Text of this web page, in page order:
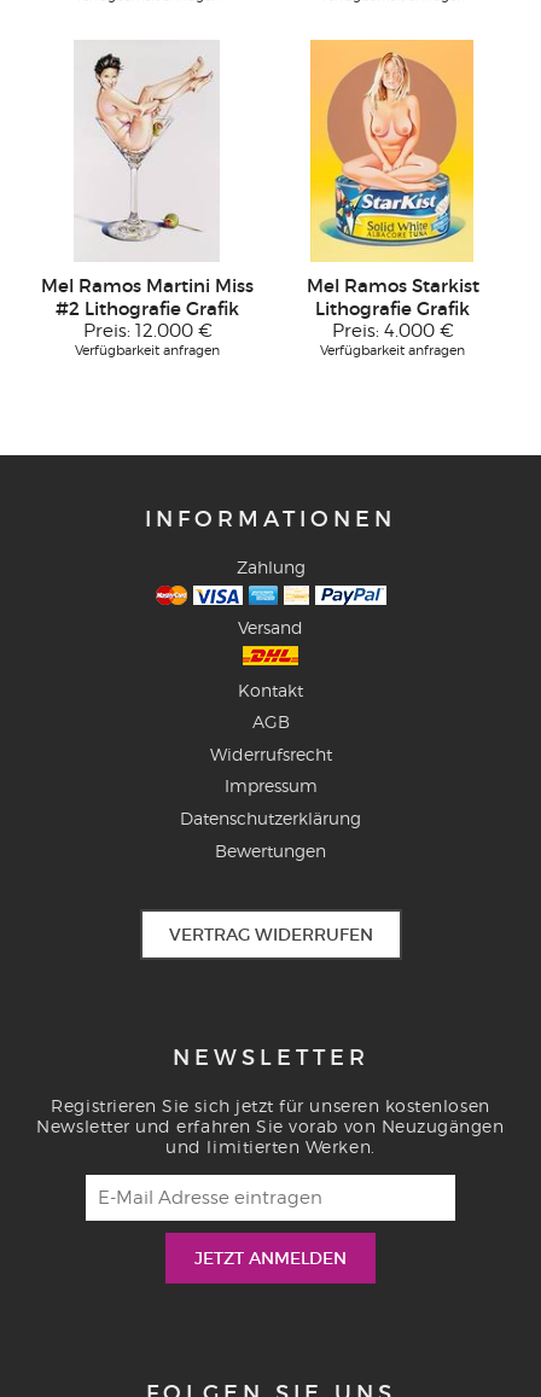
Mel Ramos Martini Miss
#2 Lithografie Grafik
Preis: 12.000 €
Verfügbarkeit anfragen
Mel Ramos Starkist
Lithografie Grafik
Preis: 4.000 €
Verfügbarkeit anfragen
INFORMATIONEN
Zahlung
Versand
Kontakt
AGB
Widerrufsrecht
Impressum
Datenschutzerklärung
Bewertungen
VERTRAG WIDERRUFEN
NEWSLETTER
Registrieren Sie sich jetzt für unseren kostenlosen
Newsletter und erfahren Sie vorab von Neuzugängen
und limitierten Werken.